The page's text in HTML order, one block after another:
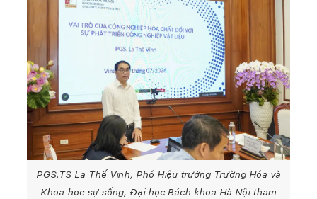
PGS.TS La Thế Vinh, Phó Hiệu trưởng Trường Hóa và
Khoa học sự sống, Đại học Bách khoa Hà Nội tham